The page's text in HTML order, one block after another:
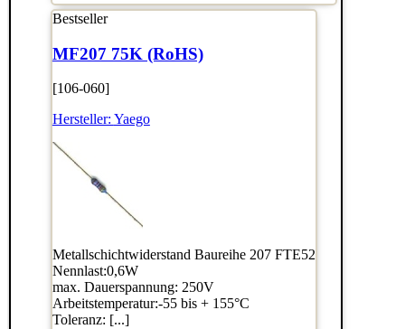
Bestseller
MF207 75K (RoHS)
[106-060]
Hersteller: Yaego
Metallschichtwiderstand Baureihe 207 FTE52
Nennlast:0,6W
max. Dauerspannung: 250V
Arbeitstemperatur:-55 bis + 155°C
Toleranz: [...]